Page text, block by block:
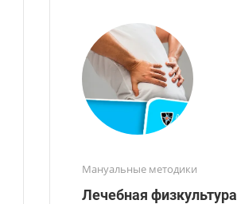
Мануальные методики
Лечебная физкультура